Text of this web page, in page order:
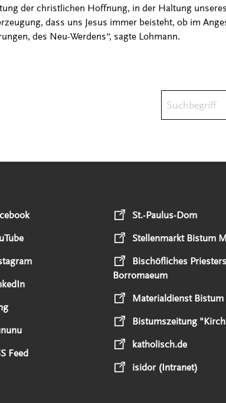
der christlichen Hoffnung, in der Haltung
dass uns Jesus immer beisteht, ob im
des Neu-Werdens“, sagte Lohmann.
Feed
St.-Paulus-Dom
Stellenmarkt Bistum
Bischöfliches
Borromaeum
Materialdienst
Bistumszeitung
katholisch.de
isidor (Intranet)